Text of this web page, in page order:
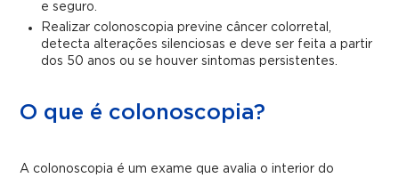
e seguro.
Realizar colonoscopia previne câncer colorretal,
detecta alterações silenciosas e deve ser feita a partir
dos 50 anos ou se houver sintomas persistentes.
O que é colonoscopia?
A colonoscopia é um exame que avalia o interior do